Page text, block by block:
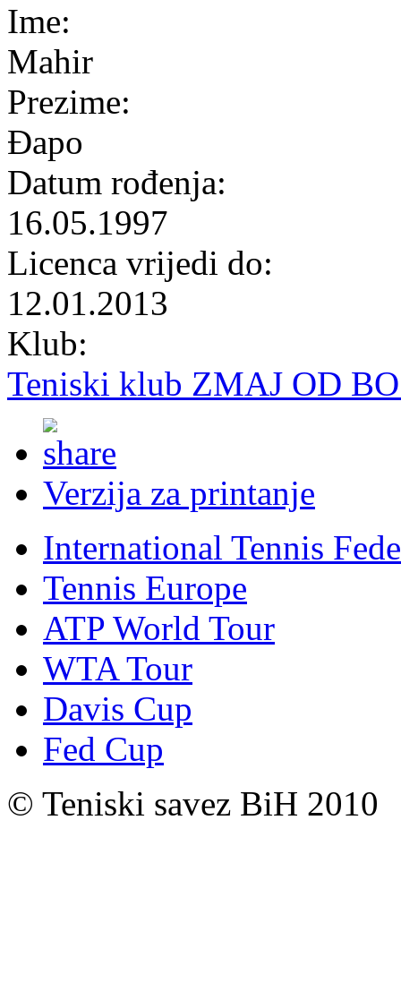
Ime:
Mahir
Prezime:
Đapo
Datum rođenja:
16.05.1997
Licenca vrijedi do:
12.01.2013
Klub:
Teniski klub ZMAJ OD
Verzija za printanje
International Tennis
Tennis Europe
ATP World Tour
WTA Tour
Davis Cup
Fed Cup
© Teniski savez BiH 2010